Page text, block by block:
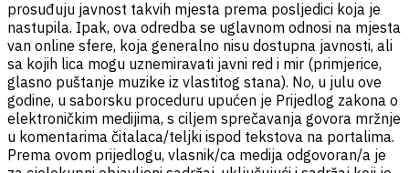
prosuđuju javnost takvih mjesta prema posljedici koja je
nastupila. Ipak, ova odredba se uglavnom odnosi na mjesta
van online sfere, koja generalno nisu dostupna javnosti, ali
sa kojih lica mogu uznemiravati javni red i mir (primjerice,
glasno puštanje muzike iz vlastitog stana). No, u julu ove
godine, u saborsku proceduru upućen je Prijedlog zakona o
elektroničkim medijima, s ciljem sprečavanja govora mržnje
u komentarima čitalaca/teljki ispod tekstova na portalima.
Prema ovom prijedlogu, vlasnik/ca medija odgovoran/a je